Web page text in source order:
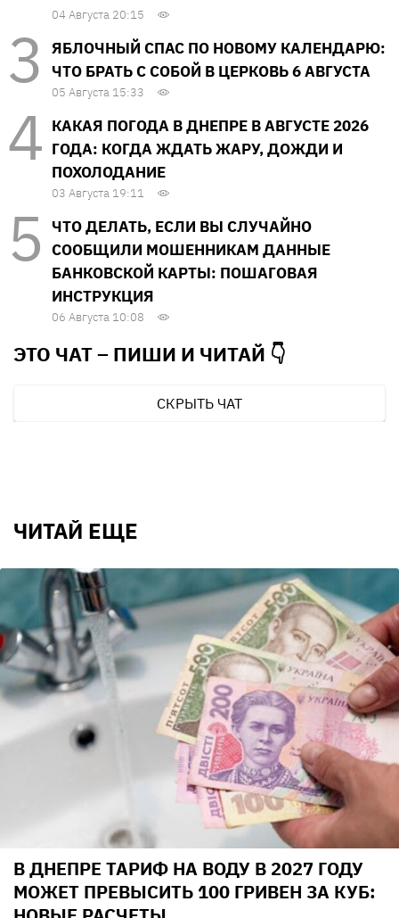
04 Августа 20:15
ЯБЛОЧНЫЙ СПАС ПО НОВОМУ КАЛЕНДАРЮ:
ЧТО БРАТЬ С СОБОЙ В ЦЕРКОВЬ 6 АВГУСТА
05 Августа 15:33
КАКАЯ ПОГОДА В ДНЕПРЕ В АВГУСТЕ 2026
ГОДА: КОГДА ЖДАТЬ ЖАРУ, ДОЖДИ И
ПОХОЛОДАНИЕ
03 Августа 19:11
ЧТО ДЕЛАТЬ, ЕСЛИ ВЫ СЛУЧАЙНО
СООБЩИЛИ МОШЕННИКАМ ДАННЫЕ
БАНКОВСКОЙ КАРТЫ: ПОШАГОВАЯ
ИНСТРУКЦИЯ
06 Августа 10:08
ЭТО ЧАТ – ПИШИ И ЧИТАЙ 👇
СКРЫТЬ ЧАТ
ЧИТАЙ ЕЩЕ
В ДНЕПРЕ ТАРИФ НА ВОДУ В 2027 ГОДУ
МОЖЕТ ПРЕВЫСИТЬ 100 ГРИВЕН ЗА КУБ: